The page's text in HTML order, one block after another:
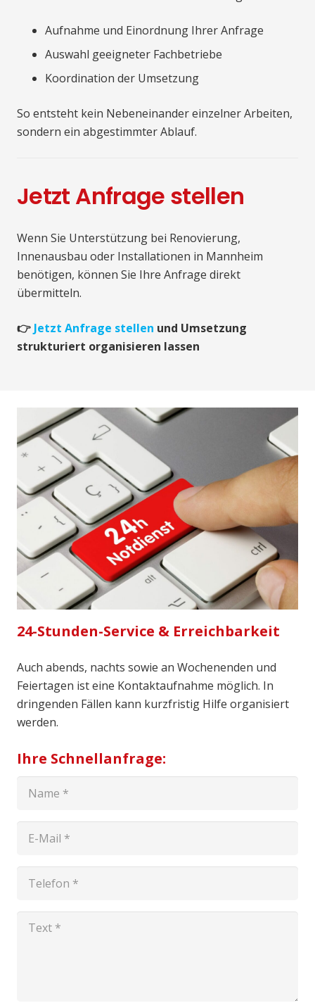
Aufnahme und Einordnung Ihrer Anfrage
Auswahl geeigneter Fachbetriebe
Koordination der Umsetzung
So entsteht kein Nebeneinander einzelner Arbeiten,
sondern ein abgestimmter Ablauf.
Jetzt Anfrage stellen
Wenn Sie Unterstützung bei Renovierung,
Innenausbau oder Installationen in Mannheim
benötigen, können Sie Ihre Anfrage direkt
übermitteln.
👉 Jetzt Anfrage stellen und Umsetzung
strukturiert organisieren lassen
24-Stunden-Service & Erreichbarkeit
Auch abends, nachts sowie an Wochenenden und
Feiertagen ist eine Kontaktaufnahme möglich. In
dringenden Fällen kann kurzfristig Hilfe organisiert
werden.
Ihre Schnellanfrage: